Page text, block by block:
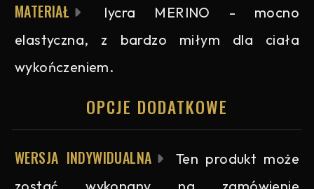
MATERIAŁ
lycra MERINO - mocno
elastyczna, z bardzo miłym dla ciała
wykończeniem.
OPCJE DODATKOWE
WERSJA INDYWIDUALNA
Ten produkt może